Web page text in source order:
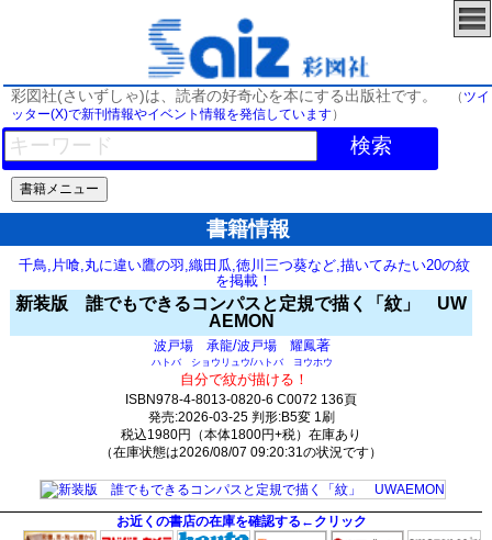
彩図社(さいずしゃ)は、読者の好奇心を本にする出版社です。 （ ツイ
ッター(X)で新刊情報やイベント情報を発信しています）
検索
書籍情報
千鳥,片喰,丸に違い鷹の羽,織田瓜,徳川三つ葵など,描いてみたい20の紋
を掲載！
新装版 誰でもできるコンパスと定規で描く「紋」 UW
AEMON
波戸場 承龍/波戸場 耀鳳著
ハトバ ショウリュウ/ハトバ ヨウホウ
自分で紋が描ける！
ISBN978-4-8013-0820-6 C0072 136頁
発売:2026-03-25 判形:B5変 1刷
税込1980円（本体1800円+税）在庫あり
（在庫状態は2026/08/07 09:20:31の状況です）
お近くの書店の在庫を確認する←クリック